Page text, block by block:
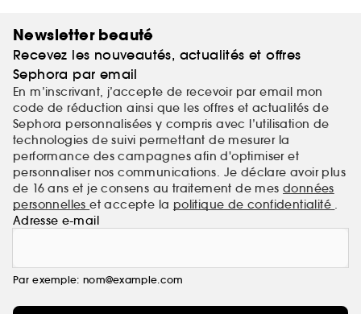
Newsletter beauté
Recevez les nouveautés, actualités et offres
Sephora par email
En m’inscrivant, j’accepte de recevoir par email mon
code de réduction ainsi que les offres et actualités de
Sephora personnalisées y compris avec l’utilisation de
technologies de suivi permettant de mesurer la
performance des campagnes afin d'optimiser et
personnaliser nos communications. Je déclare avoir plus
de 16 ans et je consens au traitement de mes données
personnelleset accepte la politique de confidentialité .
Adresse e-mail
Par exemple: nom@example.com